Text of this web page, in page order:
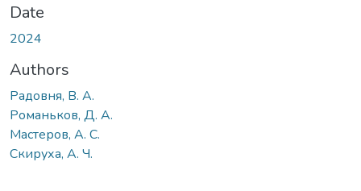
Date
2024
Authors
Радовня, В. А.
Романьков, Д. А.
Мастеров, А. С.
Скируха, А. Ч.